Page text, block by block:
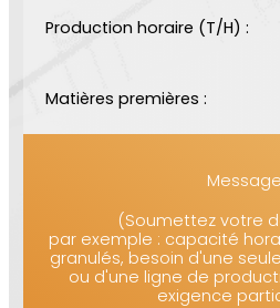
Production horaire (T/H) :
Matières premières :
(Soumettez votre
par exemple : capacité
granulés, besoin d'une
ou d'une ligne de
exigence